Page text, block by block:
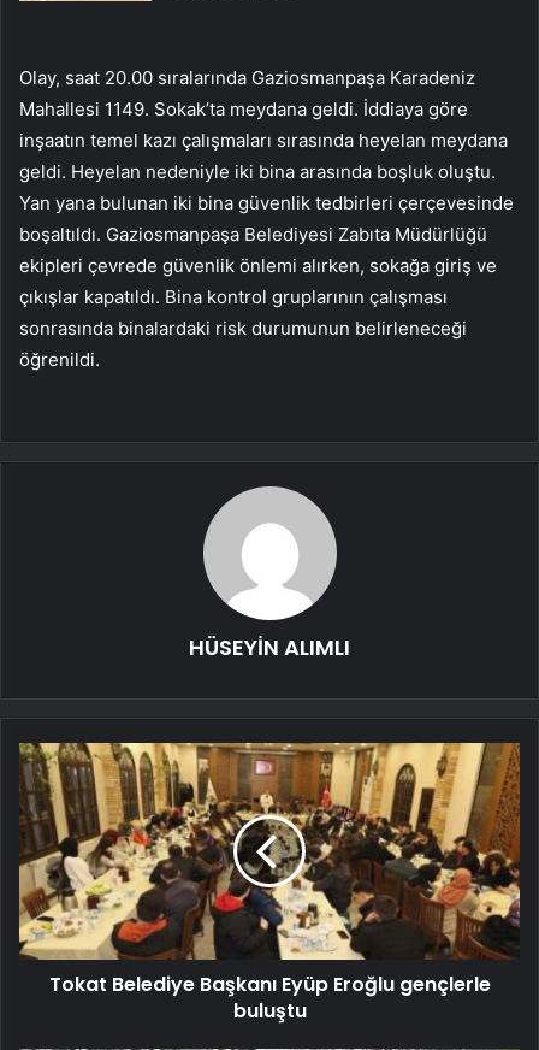
Olay, saat 20.00 sıralarında Gaziosmanpaşa Karadeniz
Mahallesi 1149. Sokak’ta meydana geldi. İddiaya göre
inşaatın temel kazı çalışmaları sırasında heyelan meydana
geldi. Heyelan nedeniyle iki bina arasında boşluk oluştu.
Yan yana bulunan iki bina güvenlik tedbirleri çerçevesinde
boşaltıldı. Gaziosmanpaşa Belediyesi Zabıta Müdürlüğü
ekipleri çevrede güvenlik önlemi alırken, sokağa giriş ve
çıkışlar kapatıldı. Bina kontrol gruplarının çalışması
sonrasında binalardaki risk durumunun belirleneceği
öğrenildi.
HÜSEYİN ALIMLI
Tokat Belediye Başkanı Eyüp Eroğlu gençlerle
buluştu